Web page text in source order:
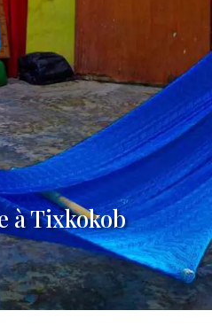
à Tixkokob